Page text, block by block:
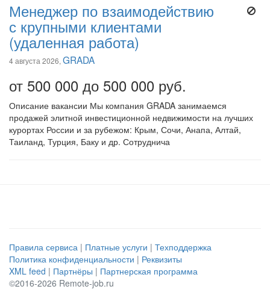
Менеджер по взаимодействию
с крупными клиентами
(удаленная работа)
4 августа 2026, GRADA
от 500 000 до 500 000 руб.
Описание вакансии Мы компания GRADA занимаемся
продажей элитной инвестиционной недвижимости на лучших
курортах России и за рубежом: Крым, Сочи, Анапа, Алтай,
Таиланд, Турция, Баку и др. Сотруднича
Правила сервиса | Платные услуги | Техподдержка
Политика конфиденциальности | Реквизиты
XML feed | Партнёры | Партнерская программа
©2016-2026 Remote-job.ru